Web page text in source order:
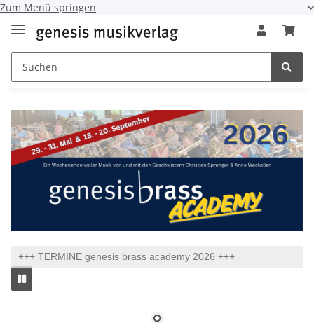
Zum Menü springen
+++ TERMINE genesis brass academy 2026 +++